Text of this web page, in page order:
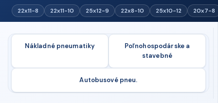
22x11-8 22x11-10 25x12-9 22x8-10 25x10-12 20x7-8
Nákladné pneumatiky
Poľnohospodárske a
stavebné
Autobusové pneu.